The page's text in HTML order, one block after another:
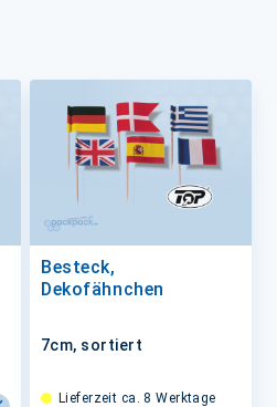
Besteck,
Dekofähnchen
7cm, sortiert
Lieferzeit ca. 8 Werktage